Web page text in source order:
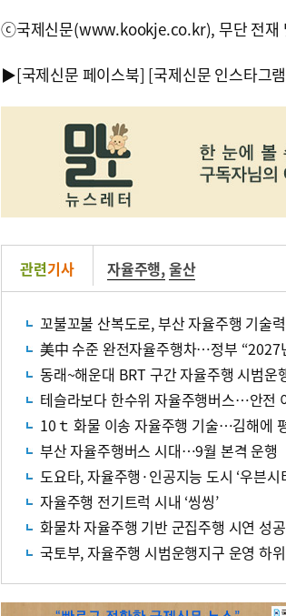
ⓒ국제신문(www.kookje.co.kr), 무단 전재
▶[국제신문 페이스북] [국제신문 인스타그
관련기사 자율주행,울산
꼬불꼬불 산복도로, 부산 자율주행 기술
美中 수준 완전자율주행차…정부 “2027
동래~해운대 BRT 구간 자율주행 시범운
테슬라보다 한수위 자율주행버스…안전
10ｔ 화물 이송 자율주행 기술…김해에
부산 자율주행버스 시대…9월 본격 운행
도요타, 자율주행·인공지능 도시 ‘우븐시
자율주행 전기트럭 시내 ‘씽씽’
화물차 자율주행 기반 군집주행 시연 성공
국토부, 자율주행 시범운행지구 운영 하